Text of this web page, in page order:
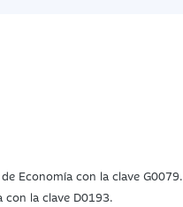
Economía con la clave G0079.
con la clave D0193.